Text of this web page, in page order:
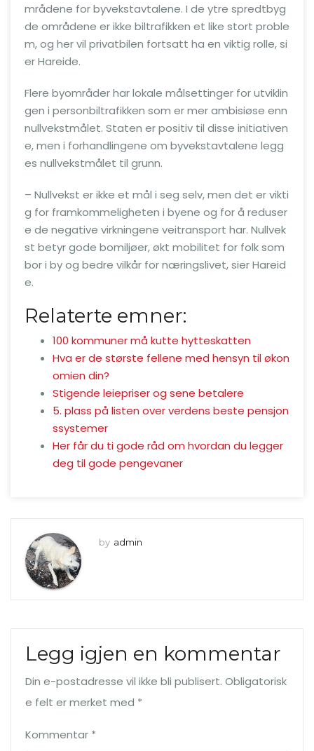
mrådene for byvekstavtalene. I de ytre spredtbyg
de områdene er ikke biltrafikken et like stort proble
m, og her vil privatbilen fortsatt ha en viktig rolle, si
er Hareide.
Flere byområder har lokale målsettinger for utviklin
gen i personbiltrafikken som er mer ambisiøse enn
nullvekstmålet. Staten er positiv til disse initiativen
e, men i forhandlingene om byvekstavtalene legg
es nullvekstmålet til grunn.
– Nullvekst er ikke et mål i seg selv, men det er vikti
g for framkommeligheten i byene og for å reduser
e de negative virkningene veitransport har. Nullvek
st betyr gode bomiljøer, økt mobilitet for folk som
bor i by og bedre vilkår for næringslivet, sier Hareid
e.
Relaterte emner:
100 kommuner må kutte hytteskatten
Hva er de største fellene med hensyn til økon
omien din?
Stigende leiepriser og sene betalere
5. plass på listen over verdens beste pensjon
ssystemer
Her får du ti gode råd om hvordan du legger
deg til gode pengevaner
by admin
Legg igjen en kommentar
Din e-postadresse vil ikke bli publisert. Obligatorisk
e felt er merket med *
Kommentar *